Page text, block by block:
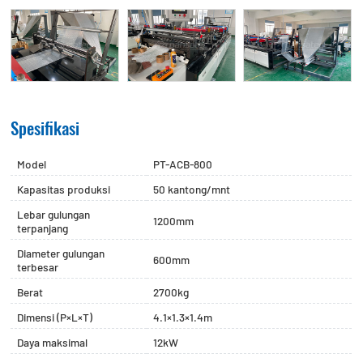
Spesifikasi
Model
PT-ACB-800
Kapasitas produksi
50 kantong/mnt
Lebar gulungan
terpanjang
1200mm
Diameter gulungan
terbesar
600mm
Berat
2700kg
Dimensi (P×L×T)
4.1×1.3×1.4m
Daya maksimal
12kW